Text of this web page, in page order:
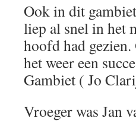
Ook in dit
liep al snel in het
hoofd had
het weer een
Gambiet ( Jo
Vroeger was Jan